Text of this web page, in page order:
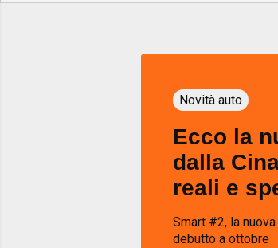
Novità auto
Ecco la
dalla
reali e
Smart #2, la
debutto a ottobre